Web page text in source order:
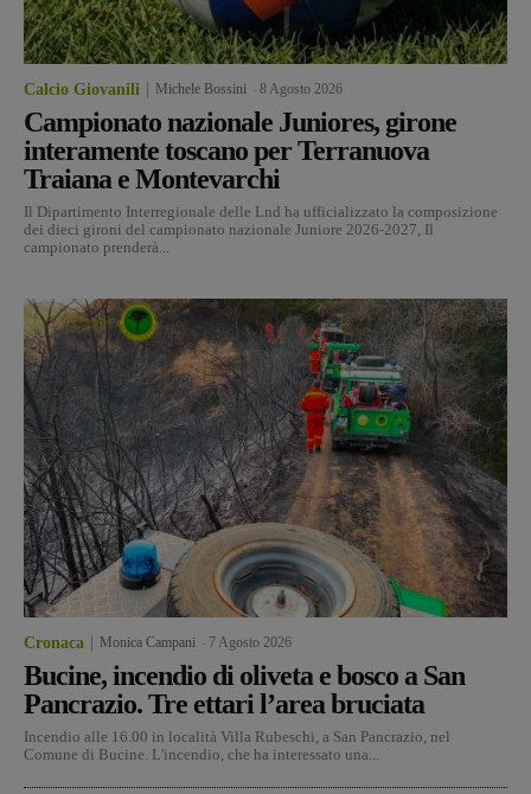
Calcio Giovanili Michele Bossini 8 Agosto 2026
Campionato nazionale Juniores, girone
interamente toscano per Terranuova
Traiana e Montevarchi
Il Dipartimento Interregionale delle Lnd ha ufficializzato la composizione
dei dieci gironi del campionato nazionale Juniore 2026-2027, Il
campionato prenderà...
Cronaca Monica Campani 7 Agosto 2026
Bucine, incendio di oliveta e bosco a San
Pancrazio. Tre ettari l’area bruciata
Incendio alle 16.00 in località Villa Rubeschi, a San Pancrazio, nel
Comune di Bucine. L'incendio, che ha interessato una...